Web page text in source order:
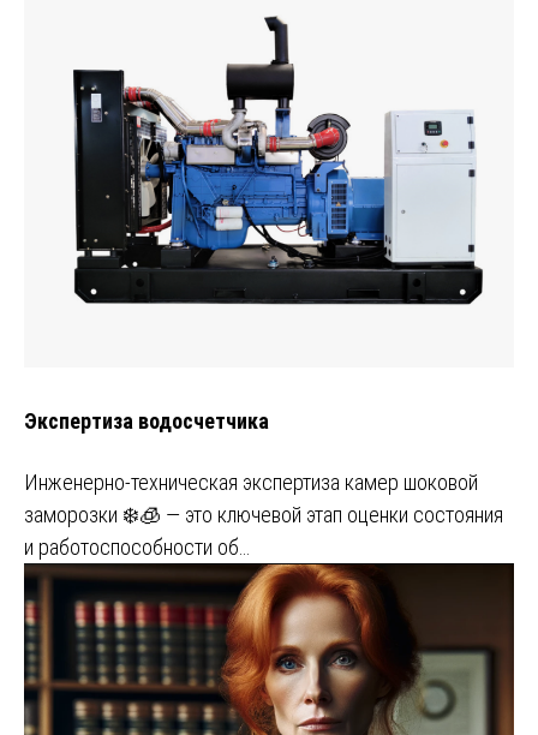
Экспертиза водосчетчика
Инженерно-техническая экспертиза камер шоковой
заморозки ❄️🧊 — это ключевой этап оценки состояния
и работоспособности об…